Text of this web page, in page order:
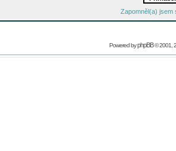
Zapomněl(a) jsem
Powered byphpBB© 2001,